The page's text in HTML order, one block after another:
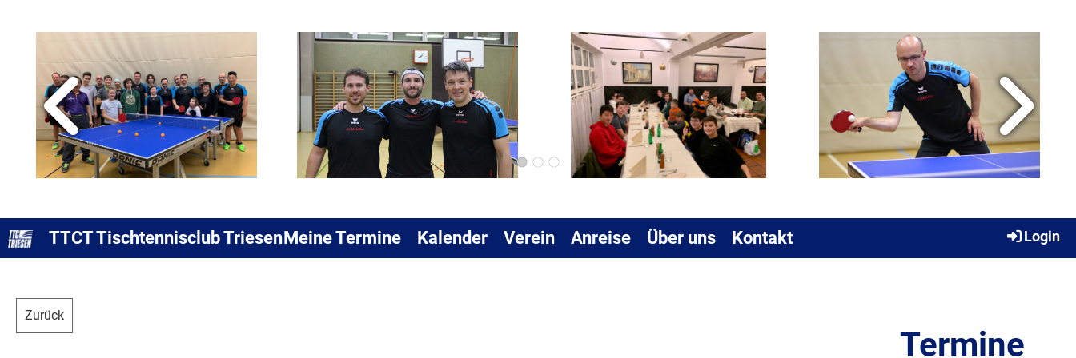
TTCT Tischtennisclub Triesen Meine Termine Kalender Verein Anreise Über uns Kontakt Login
Zurück
Termine